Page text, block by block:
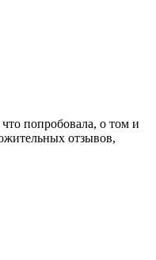
попробовала, о том и
отзывов,